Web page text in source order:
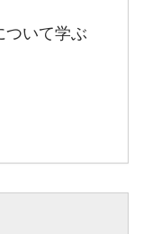
ついて学ぶ